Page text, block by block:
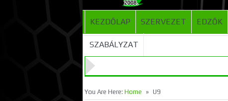
KEZDŐLAP SZERVEZET EDZŐK
SZABÁLYZAT
You Are Here: Home » U9